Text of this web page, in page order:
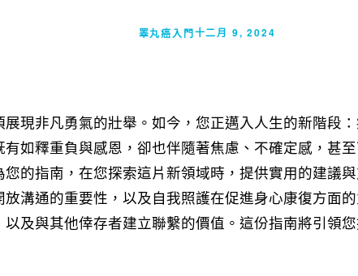
睪丸癌入門十二月 9, 2024
現非凡勇氣的壯舉。如今，您正邁入人生的新階段
如釋重負與感恩，卻也伴隨著焦慮、不確定感，甚
的指南，在您探索這片新領域時，提供實用的建議
溝通的重要性，以及自我照護在促進身心康復方面
及與其他倖存者建立聯繫的價值。這份指南將引領